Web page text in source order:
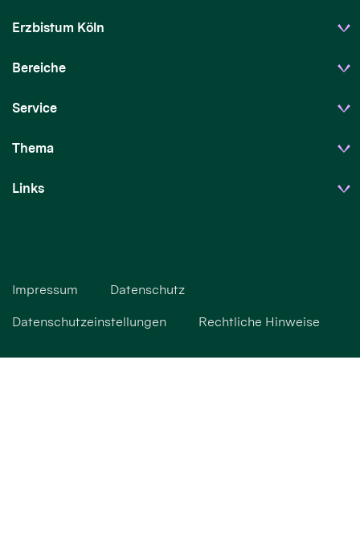
Erzbistum Köln
Bereiche
Service
Thema
Links
Impressum Datenschutz
Datenschutzeinstellungen Rechtliche Hinweise